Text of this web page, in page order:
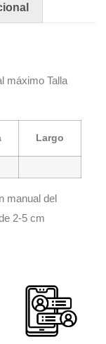
máximo Talla
Largo
manual del
2-5 cm